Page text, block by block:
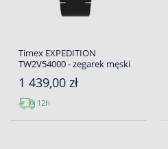
Timex EXPEDITION
TW2V54000 - zegarek męski
1 439,00 zł
12h